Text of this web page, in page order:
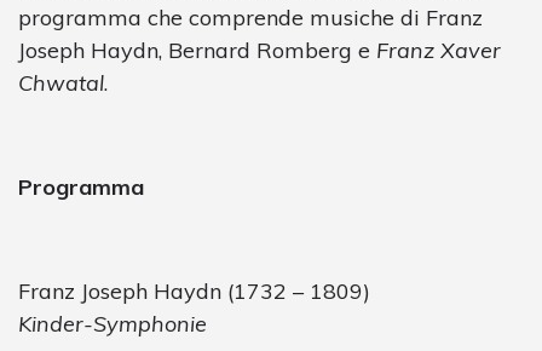
programma che comprende musiche di Franz
Joseph Haydn, Bernard Romberg e Franz Xaver
Chwatal.
Programma
Franz Joseph Haydn (1732 – 1809)
Kinder-Symphonie